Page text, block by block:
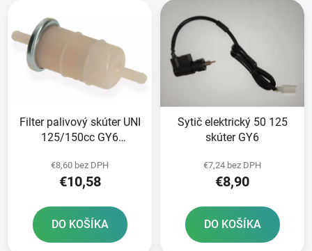
rp
Filter palivový skúter UNI
125/150cc GY6
R8
€8,60 bez DPH
€10,58
DO KOŠÍKA
Sytič elektrický 50 125
skúter GY6
€7,24 bez DPH
€8,90
DO KOŠÍKA